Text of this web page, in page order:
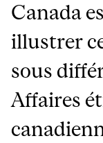
Canada
illustrer
sous
Affaires